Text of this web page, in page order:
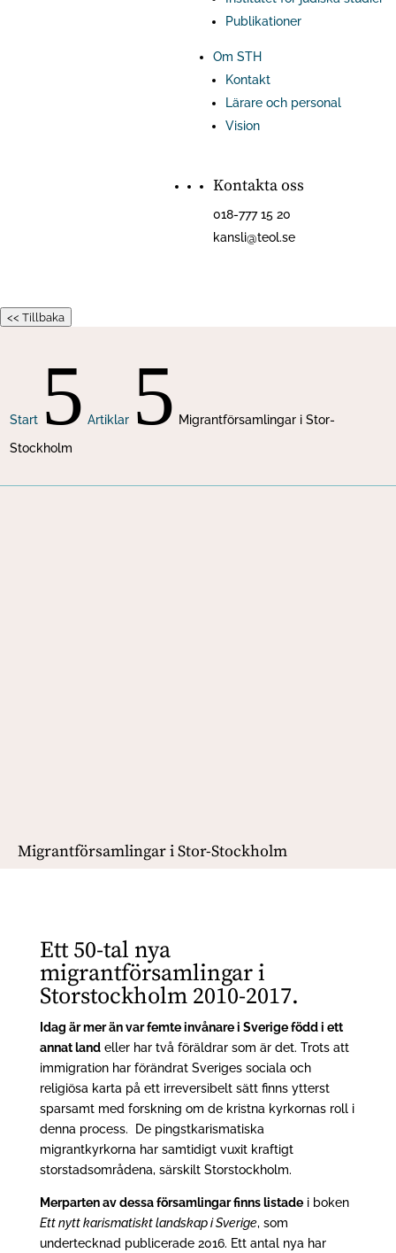
Publikationer
Om STH
Kontakt
Lärare och personal
Vision
Kontakta oss
018-777 15 20
kansli@teol.se
<< Tillbaka
Start 5 Artiklar 5 Migrantförsamlingar i Stor-
Stockholm
Migrantförsamlingar i Stor-Stockholm
Ett 50-tal nya
migrantförsamlingar i
Storstockholm 2010-2017.
Idag är mer än var femte invånare i Sverige född i ett
annat landeller har två föräldrar som är det. Trots att
immigration har förändrat Sveriges sociala och
religiösa karta på ett irreversibelt sätt finns ytterst
sparsamt med forskning om de kristna kyrkornas roll i
denna process. De pingstkarismatiska
migrantkyrkorna har samtidigt vuxit kraftigt
storstadsområdena, särskilt Storstockholm.
Merparten av dessa församlingar finns listadei boken
Ett nytt karismatiskt landskap i Sverige, som
undertecknad publicerade 2016. Ett antal nya har